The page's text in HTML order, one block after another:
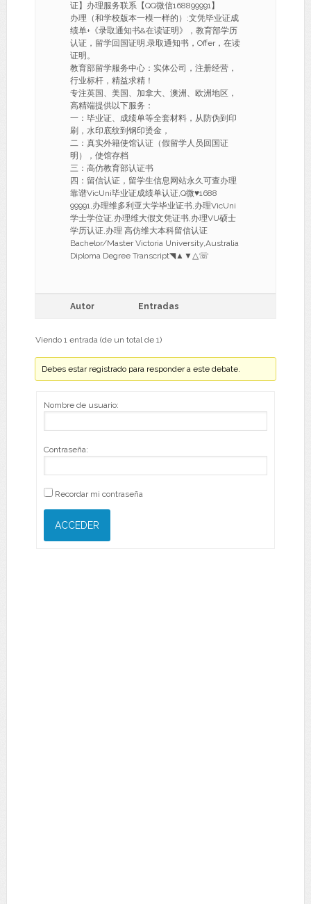
证】办理服务联系【QQ微信168899991】
办理（和学校版本一模一样的）:文凭毕业证成
绩单+《录取通知书&在读证明》，教育部学历
认证，留学回国证明,录取通知书，Offer，在读
证明。
教育部留学服务中心：实体公司，注册经营，
行业标杆，精益求精！
专注英国、美国、加拿大、澳洲、欧洲地区，
高精端提供以下服务：
一：毕业证、成绩单等全套材料，从防伪到印
刷，水印底纹到钢印烫金，
二：真实外籍使馆认证（假留学人员回国证
明），使馆存档
三：高仿教育部认证书
四：留信认证，留学生信息网站永久可查办理
靠谱VicUni毕业证成绩单认证,Q微♥1688
99991,办理维多利亚大学毕业证书,办理VicUni
学士学位证,办理维大假文凭证书,办理VU硕士
学历认证,办理 高仿维大本科留信认证
Bachelor/Master Victoria University,Australia
Diploma Degree Transcript◥▲▼△☏
Autor Entradas
Viendo 1 entrada (de un total de 1)
Debes estar registrado para responder a este debate.
Nombre de usuario:
Contraseña:
Recordar mi contraseña
ACCEDER